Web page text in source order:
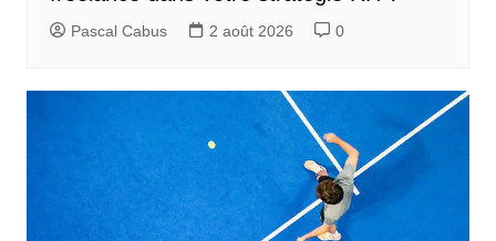
Pascal Cabus 2 août 2026 0